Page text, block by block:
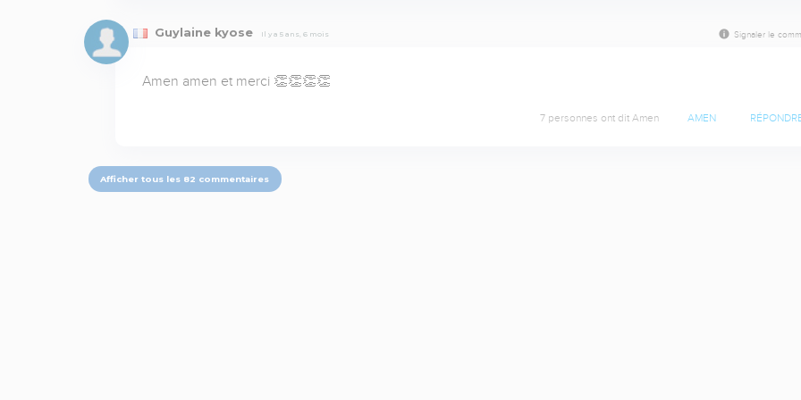
Guylaine kyose Il y a 5 ans, 6 mois Signaler le
Amen amen et merci 👏👏👏👏
7 personnes ont dit Amen AMEN
Afficher tous les 82 commentaires